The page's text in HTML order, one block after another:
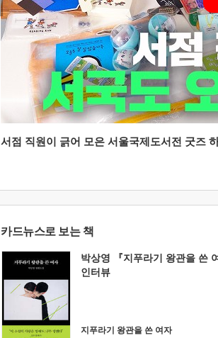
서점 직원이 긁어 모은 서울국제도서전 굿즈
카드뉴스로 보는 책
박상영 『지푸라기 왕관을 쓴
인터뷰
지푸라기 왕관을 쓴 여자